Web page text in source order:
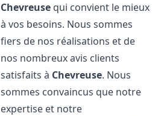
Chevreuse qui convient le mieux
à vos besoins. Nous sommes
fiers de nos réalisations et de
nos nombreux avis clients
satisfaits à Chevreuse. Nous
sommes convaincus que notre
expertise et notre